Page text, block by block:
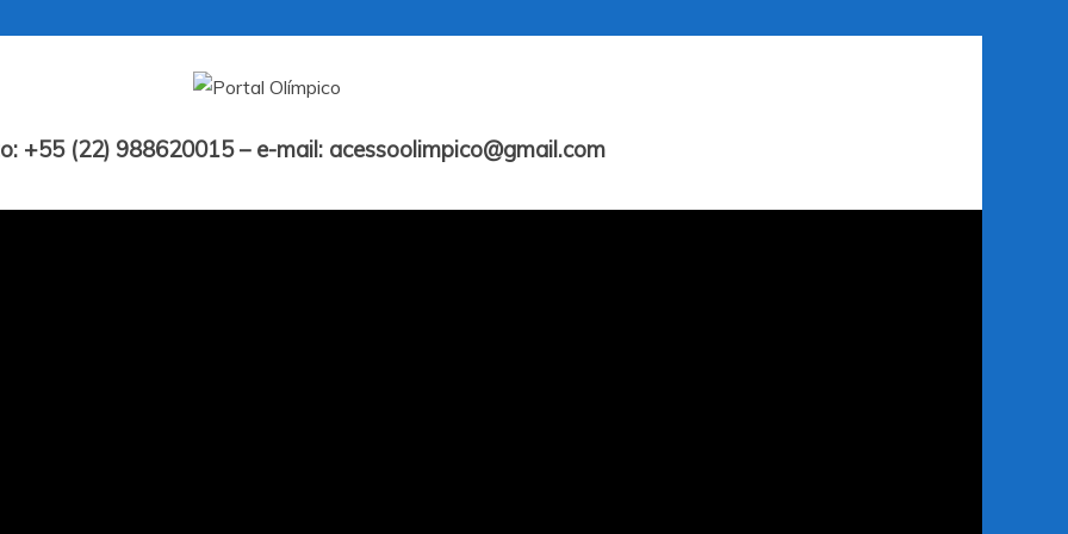
+55 (22) 988620015 – e-mail: acessoolimpico@gmail.com